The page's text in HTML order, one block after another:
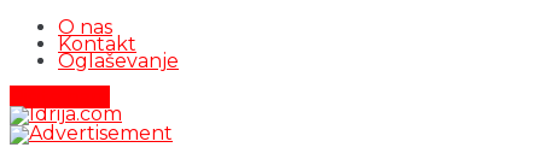
O nas
Kontakt
Oglaševanje